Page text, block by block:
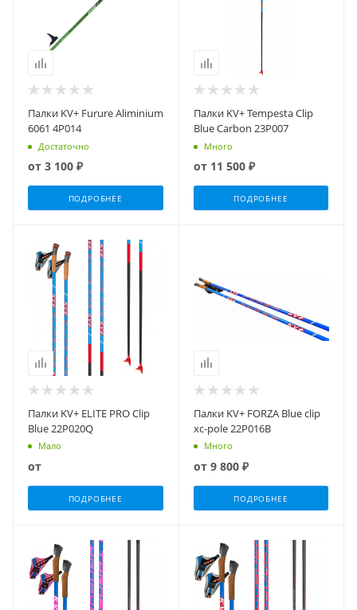
Палки KV+ Furure Aliminium
6061 4P014
Достаточно
от 3 100 ₽
ПОДРОБНЕЕ
Палки KV+ Tempesta Clip
Blue Carbon 23P007
Много
от 11 500 ₽
ПОДРОБНЕЕ
Палки KV+ ELITE PRO Clip
Blue 22P020Q
Мало
от
ПОДРОБНЕЕ
Палки KV+ FORZA Blue clip
xc-pole 22P016B
Много
от 9 800 ₽
ПОДРОБНЕЕ